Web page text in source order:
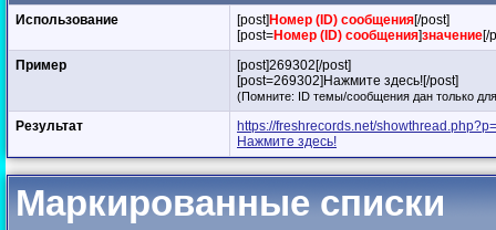
Использование [post]Номер (ID) сообщения[/post]
[post=Номер (ID) сообщения]значение[/
Пример
[post]269302[/post]
[post=269302]Нажмите здесь![/post]
(Помните: ID темы/сообщения дан только
Результат
https://freshrecords.net/
Нажмите здесь!
Маркированные списки